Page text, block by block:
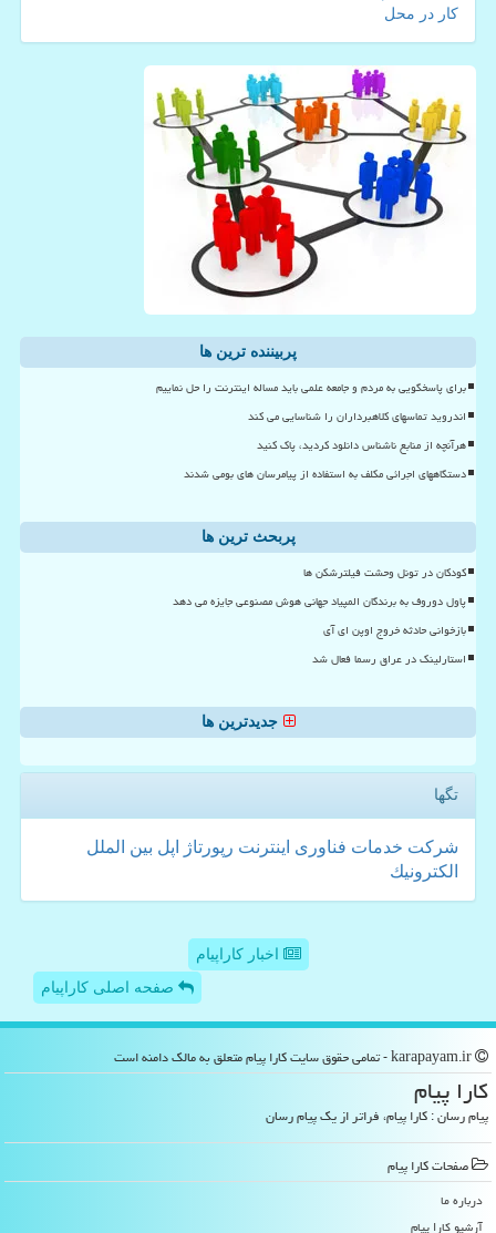
کار در محل
پربیننده ترین ها
برای پاسخگویی به مردم و جامعه علمی باید مساله اینترنت را حل نماییم
اندروید تماسهای کلاهبرداران را شناسایی می کند
هرآنچه از منابع ناشناس دانلود کردید، پاک کنید
دستگاههای اجرائی مکلف به استفاده از پیامرسان های بومی شدند
پربحث ترین ها
کودکان در تونل وحشت فیلترشکن ها
پاول دوروف به برندگان المپیاد جهانی هوش مصنوعی جایزه می دهد
بازخوانی حادثه خروج اوپن ای آی
استارلینک در عراق رسما فعال شد
جدیدترین ها
تگها
شركت خدمات فناوری اینترنت رپورتاژ اپل بین الملل
الكترونیك
اخبار کاراپیام
صفحه اصلی کاراپیام
كارا پیام
پیام رسان : کارا پیام، فراتر از یک پیام رسان
صفحات كارا پیام
درباره ما
آرشیو كارا پیام